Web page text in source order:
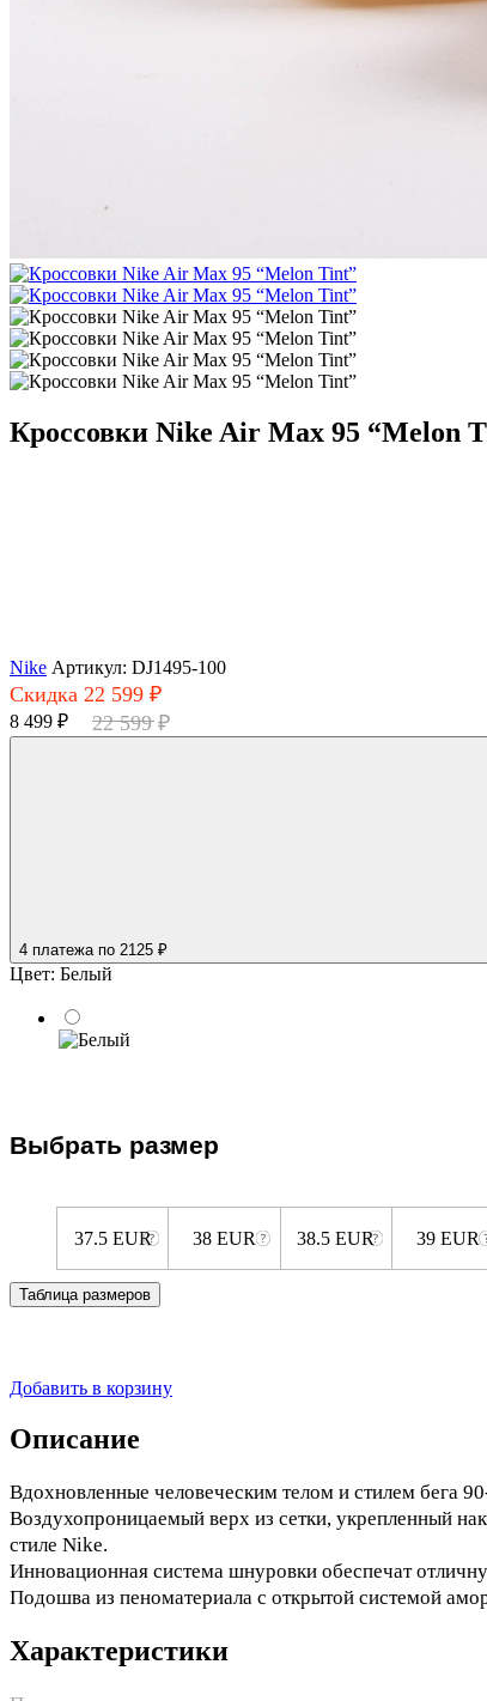
Кроссовки Nike Air Max 95 “Melon
Nike Артикул: DJ1495-100
Скидка 22 599 ₽
8 499 ₽ 22 599 ₽
4 платежа по 2125 ₽
Цвет: Белый
Выбрать размер
37.5 EUR 38 EUR 38.5 EUR 39 EUR
Таблица размеров
Добавить в корзину
Описание
Вдохновленные человеческим телом и стилем бега
Воздухопроницаемый верх из сетки, укрепленный
стиле Nike.
Инновационная система шнуровки обеспечат
Подошва из пеноматериала с открытой системой
Характеристики